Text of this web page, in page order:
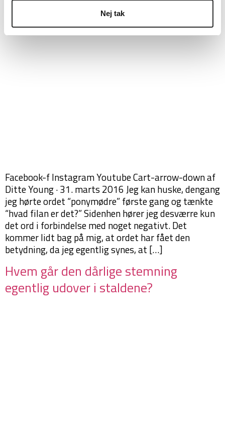
Nej tak
De 10 bud til en pony mor
Facebook-f Instagram Youtube Cart-arrow-down af
Ditte Young · 31. marts 2016 Jeg kan huske, dengang
jeg hørte ordet “ponymødre” første gang og tænkte
“hvad filan er det?” Sidenhen hører jeg desværre kun
det ord i forbindelse med noget negativt. Det
kommer lidt bag på mig, at ordet har fået den
betydning, da jeg egentlig synes, at […]
Hvem går den dårlige stemning
egentlig udover i staldene?